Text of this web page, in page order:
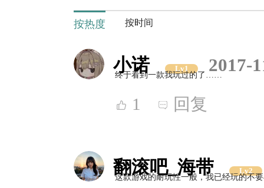
按热度 按时间
小诺 Lv1 2017-
终于看到一款我玩过的了……
1 回复
翻滚吧_海带 Lv2
这款游戏的耐玩性一般，我已经玩的不